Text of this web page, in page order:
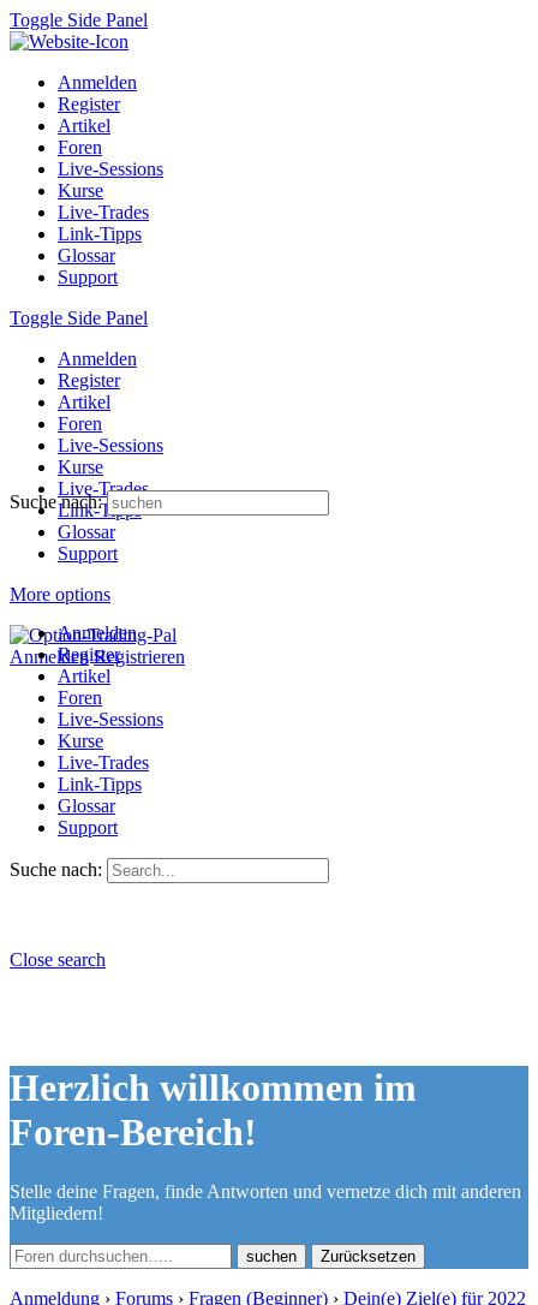
Toggle Side Panel
Anmelden
Register
Artikel
Foren
Live-Sessions
Kurse
Live-Trades
Link-Tipps
Glossar
Support
Toggle Side Panel
Anmelden
Register
Artikel
Foren
Live-Sessions
Kurse
Live-Trades
Link-Tipps
Glossar
Support
More options
Anmelden Registrieren
Suche nach:
Anmelden
Register
Artikel
Foren
Live-Sessions
Kurse
Live-Trades
Link-Tipps
Glossar
Support
Suche nach:
Close search
Herzlich willkommen im
Foren-Bereich!
Stelle deine Fragen, finde Antworten und vernetze dich mit anderen
Mitgliedern!
Zurücksetzen
Anmeldung › Forums › Fragen (Beginner) › Dein(e) Ziel(e) für 2022